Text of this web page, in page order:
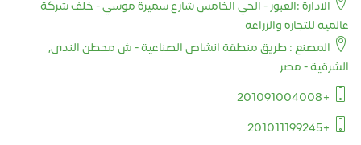
الادارة :العبور - الحي الخامس شارع سميرة موسي - خلف شركة
عالمية للتجارة والزراعة
المصنع : طريق منطقة انشاص الصناعية - ش محطن الندى,
الشرقية - مصر
+201091004008
+201011199245